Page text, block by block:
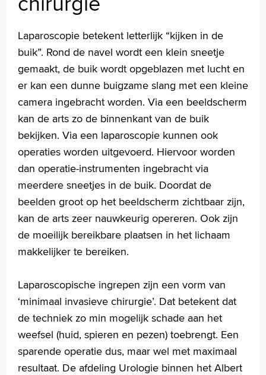
TUR blaas: het verwijderen van een poliep uit de blaas
plasproblemen
Verwijderen van een nier via een kijkoperatie
Films
Uw dossier inzien?
Wachttijden
Folders
Homepage
Praktische informatie
Specialismen
Werken en leren
Medewerkers
MijnASz
Verwijzers
Laparoscopie betekent letterlijk “kijken in de
buik”. Rond de navel wordt een klein sneetje
gemaakt, de buik wordt opgeblazen met lucht en
er kan een dunne buigzame slang met een kleine
camera ingebracht worden. Via een beeldscherm
kan de arts zo de binnenkant van de buik
bekijken. Via een laparoscopie kunnen ook
operaties worden uitgevoerd. Hiervoor worden
dan operatie-instrumenten ingebracht via
meerdere sneetjes in de buik. Doordat de
beelden groot op het beeldscherm zichtbaar zijn,
kan de arts zeer nauwkeurig opereren. Ook zijn
de moeilijk bereikbare plaatsen in het lichaam
makkelijker te bereiken.
Laparoscopische ingrepen zijn een vorm van
‘minimaal invasieve chirurgie’. Dat betekent dat
de techniek zo min mogelijk schade aan het
weefsel (huid, spieren en pezen) toebrengt. Een
sparende operatie dus, maar wel met maximaal
resultaat. De afdeling Urologie binnen het Albert